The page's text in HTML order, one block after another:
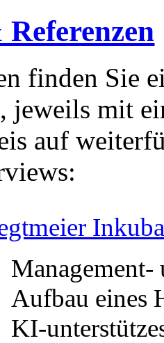
finden Sie
jeweils mit
auf
Management-
Aufbau eines
KI-